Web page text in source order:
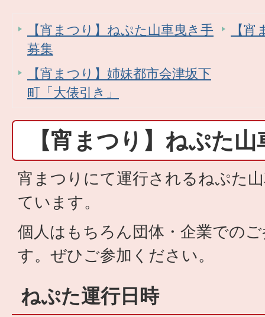
【宵まつり】ねぷた山車曳き手
募集
【
【宵まつり】姉妹都市会津坂下
町「大俵引き」
【宵まつり】ねぷた
宵まつりにて運行されるねぷた
ています。
個人はもちろん団体・企業での
す。ぜひご参加ください。
ねぷた運行日時